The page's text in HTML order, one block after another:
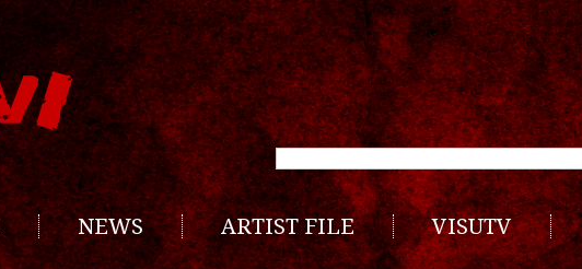
NEWS ARTIST FILE VISUTV